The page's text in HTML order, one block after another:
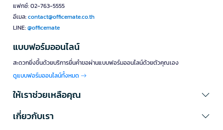
แฟกซ์: 02-763-5555
อีเมล:contact@officemate.co.th
LINE:@officemate
แบบฟอร์มออนไลน์
สะดวกยิ่งขึ้นด้วยบริการยื่นคำขอผ่านแบบฟอร์มออนไลน์ด้วยตัวคุณเอง
ดูแบบฟอร์มออนไลน์ทั้งหมด
ให้เราช่วยเหลือคุณ
เกี่ยวกับเรา